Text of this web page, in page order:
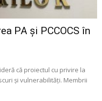
PA și PCCOCS în
că proiectul cu privire la
și vulnerabilități. Membrii